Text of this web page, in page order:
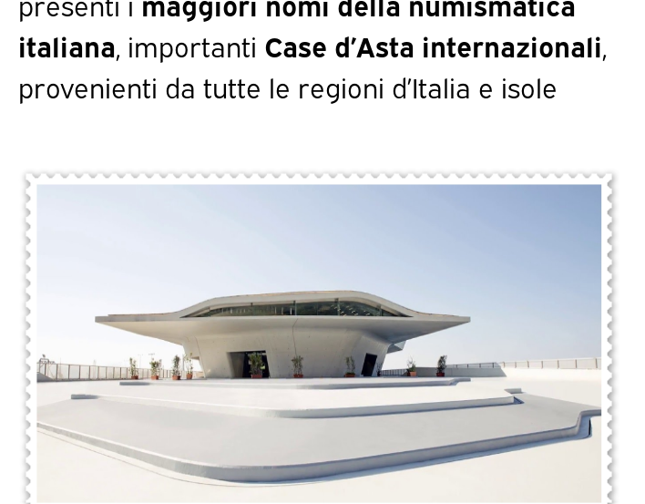
italiana, importanti Case d’Asta internazionali,
provenienti da tutte le regioni d’Italia e isole